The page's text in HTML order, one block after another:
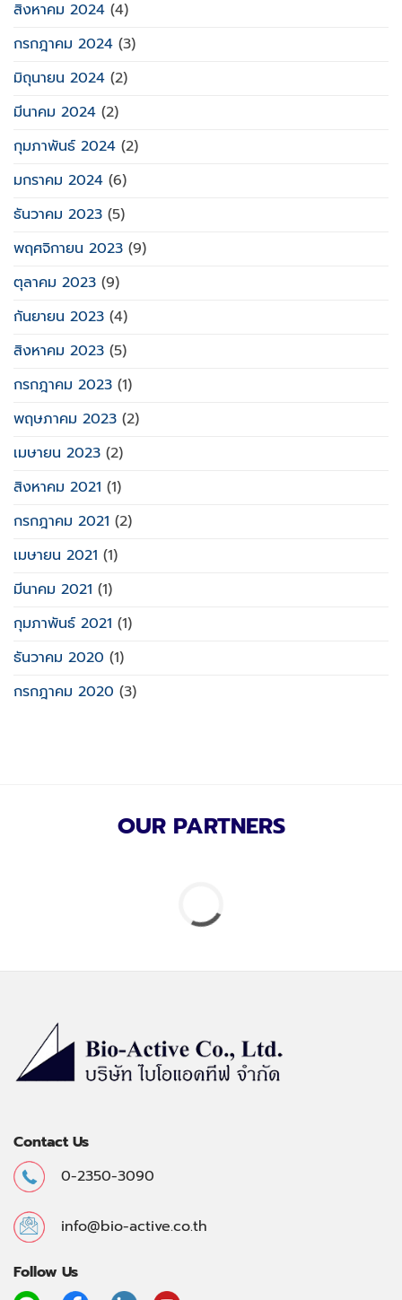
สิงหาคม 2024 (4)
กรกฎาคม 2024 (3)
มิถุนายน 2024 (2)
มีนาคม 2024 (2)
กุมภาพันธ์ 2024 (2)
มกราคม 2024 (6)
ธันวาคม 2023 (5)
พฤศจิกายน 2023 (9)
ตุลาคม 2023 (9)
กันยายน 2023 (4)
สิงหาคม 2023 (5)
กรกฎาคม 2023 (1)
พฤษภาคม 2023 (2)
เมษายน 2023 (2)
สิงหาคม 2021 (1)
กรกฎาคม 2021 (2)
เมษายน 2021 (1)
มีนาคม 2021 (1)
กุมภาพันธ์ 2021 (1)
ธันวาคม 2020 (1)
กรกฎาคม 2020 (3)
OUR PARTNERS
Contact Us
0-2350-3090
info@bio-active.co.th
Follow Us